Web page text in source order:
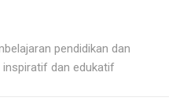
pendidikan dan
dan edukatif